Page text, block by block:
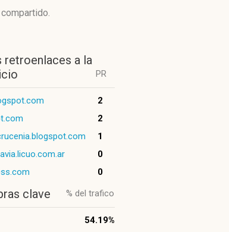
retroenlaces a la
PR
2
2
1
0
0
clave % del trafico
54.19%